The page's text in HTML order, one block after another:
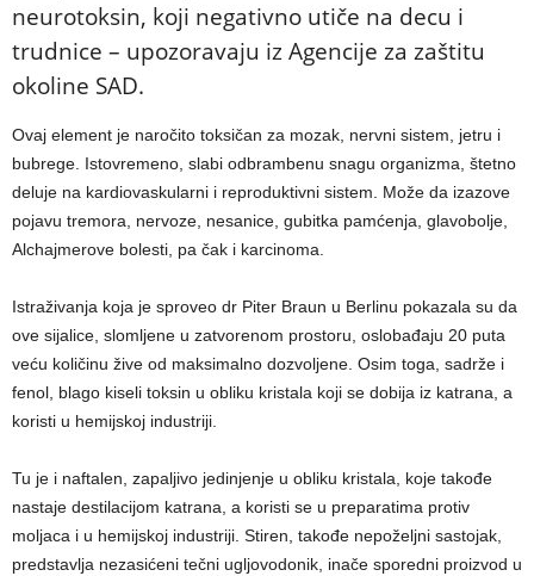
neurotoksin, koji negativno utiče na decu i
trudnice – upozoravaju iz Agencije za zaštitu
okoline SAD.
Ovaj element je naročito toksičan za mozak, nervni sistem, jetru i
bubrege. Istovremeno, slabi odbrambenu snagu organizma, štetno
deluje na kardiovaskularni i reproduktivni sistem. Može da izazove
pojavu tremora, nervoze, nesanice, gubitka pamćenja, glavobolje,
Alchajmerove bolesti, pa čak i karcinoma.
Istraživanja koja je sproveo dr Piter Braun u Berlinu pokazala su da
ove sijalice, slomljene u zatvorenom prostoru, oslobađaju 20 puta
veću količinu žive od maksimalno dozvoljene. Osim toga, sadrže i
fenol, blago kiseli toksin u obliku kristala koji se dobija iz katrana, a
koristi u hemijskoj industriji.
Tu je i naftalen, zapaljivo jedinjenje u obliku kristala, koje takođe
nastaje destilacijom katrana, a koristi se u preparatima protiv
moljaca i u hemijskoj industriji. Stiren, takođe nepoželjni sastojak,
predstavlja nezasićeni tečni ugljovodonik, inače sporedni proizvod u